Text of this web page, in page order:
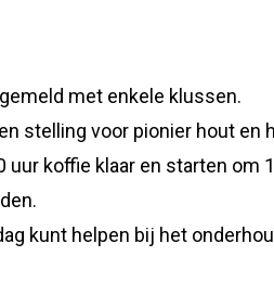
met enkele klussen.
stelling voor pionier hout en
uur koffie klaar en starten om
kunt helpen bij het